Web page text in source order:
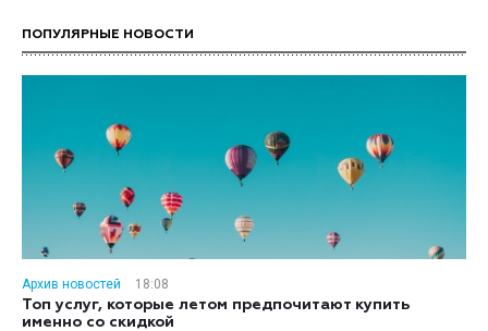
ПОПУЛЯРНЫЕ НОВОСТИ
Архив новостей
18:08
Топ услуг, которые летом предпочитают купить
именно со скидкой